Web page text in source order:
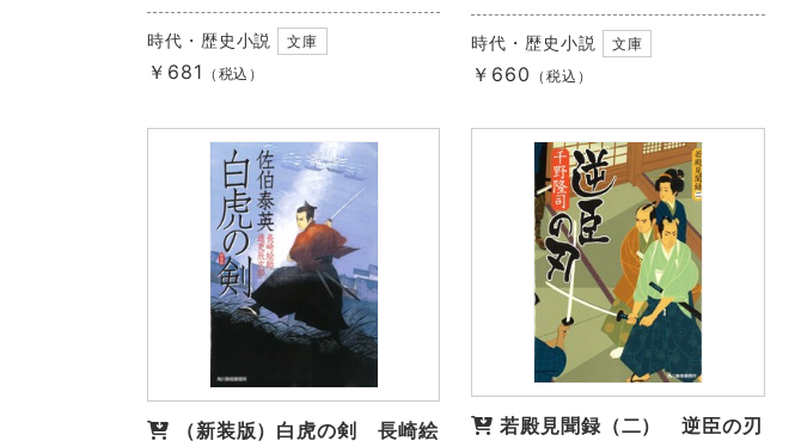
時代・歴史小説 文庫
￥681 （税込）
時代・歴史小説 文庫
￥660 （税込）
（新装版）白虎の剣 長崎絵
若殿見聞録（二） 逆臣の刃